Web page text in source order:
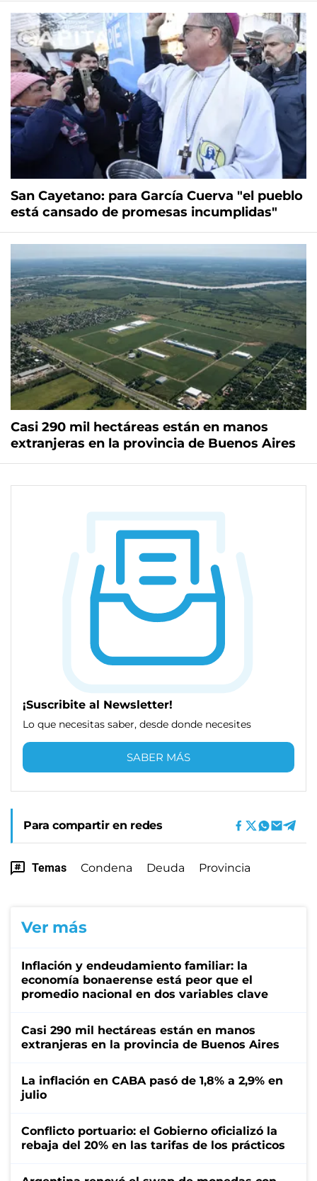
San Cayetano: para García Cuerva "el pueblo
está cansado de promesas incumplidas"
Casi 290 mil hectáreas están en manos
extranjeras en la provincia de Buenos Aires
¡Suscribite al Newsletter!
Lo que necesitas saber, desde donde necesites
SABER MÁS
Para compartir en redes
Temas Condena Deuda Provincia
Ver más
Inflación y endeudamiento familiar: la
economía bonaerense está peor que el
promedio nacional en dos variables clave
Casi 290 mil hectáreas están en manos
extranjeras en la provincia de Buenos Aires
La inflación en CABA pasó de 1,8% a 2,9% en
julio
Conflicto portuario: el Gobierno oficializó la
rebaja del 20% en las tarifas de los prácticos